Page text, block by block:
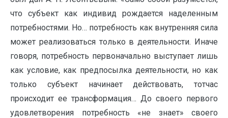
что субъект как индивид рождается наделенным
потребностями. Но… потребность как внутренняя сила
может реализоваться только в деятельности. Иначе
говоря, потребность первоначально выступает лишь
как условие, как предпосылка деятельности, но как
только субъект начинает действовать, тотчас
происходит ее трансформация… До своего первого
удовлетворения потребность «не знает» своего